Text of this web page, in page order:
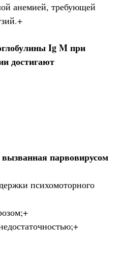
анемией, требующей
Ig M при
достигают
парвовирусом
психомоторного